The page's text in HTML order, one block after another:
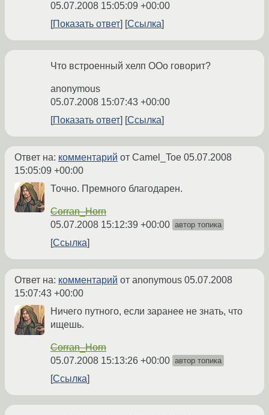
05.07.2008 15:05:09 +00:00
Показать ответ
Ссылка
Что встроенный хелп ООо говорит?
anonymous
05.07.2008 15:07:43 +00:00
Показать ответ
Ссылка
Ответ на: комментарий от Camel_Toe 05.07.2008
15:05:09 +00:00
Точно. Премного благодарен.
Corran_Horn
05.07.2008 15:12:39 +00:00 автор топика
Ссылка
Ответ на: комментарий от anonymous 05.07.2008
15:07:43 +00:00
Ничего путного, если заранее не знать, что
ищешь.
Corran_Horn
05.07.2008 15:13:26 +00:00 автор топика
Ссылка